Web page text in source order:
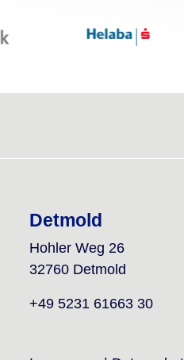
Detmold
Hohler Weg 26
32760 Detmold
+49 5231 61663 30